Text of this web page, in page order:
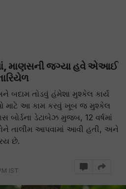
માણસની જગ્યા હવે એઆઈ
બદામ તોડવું હંમેશા મુશ્કેલ કાર્ય
માટે આ કામ કરવું ખૂબ જ મુશ્કેલ
બોર્ડના ડેટાબેઝ મુજબ, 12 વર્ષમાં
તાલીમ આપવામાં આવી હતી, અને
છે.
IST